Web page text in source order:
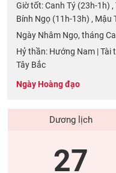
Giờ tốt: Canh Tý (23h-1h)
Bính Ngọ (11h-13h) , Mậu
Ngày Nhâm Ngọ, tháng
Hỷ thần: Hướng Nam | Tài
Tây Bắc
Ngày Hoàng đạo
Dương lịch
27